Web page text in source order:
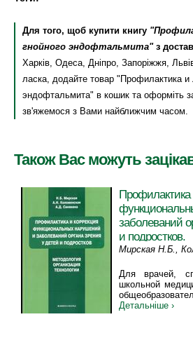
Для того, щоб купити книгу
гнойного эндофтальмита"з
Харків, Одеса, Дніпро, Запоріжжя,
ласка, додайте товар "Профилактика и
эндофтальмита" в кошик та оформіть
зв'яжемося з Вами найближчим часом.
Також Вас можуть
Профилактика
заболеваний
и подростков.
Мирская Н.Б.,
Для врачей,
школьной
Детальніше ›